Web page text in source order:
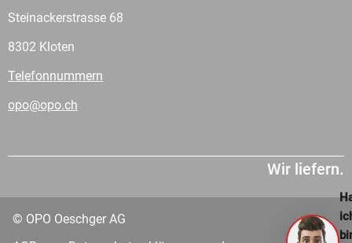
Steinackerstrasse 68
8302 Kloten
Telefonnummern
opo@opo.ch
Wir liefern.
© OPO Oeschger AG